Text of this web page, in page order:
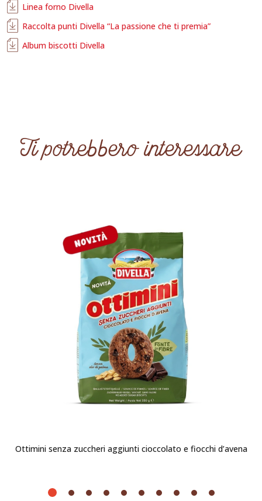
Linea forno Divella
Raccolta punti Divella “La passione che ti premia”
Album biscotti Divella
Ti potrebbero interessare
Ottimini senza zuccheri aggiunti cioccolato e fiocchi d’avena